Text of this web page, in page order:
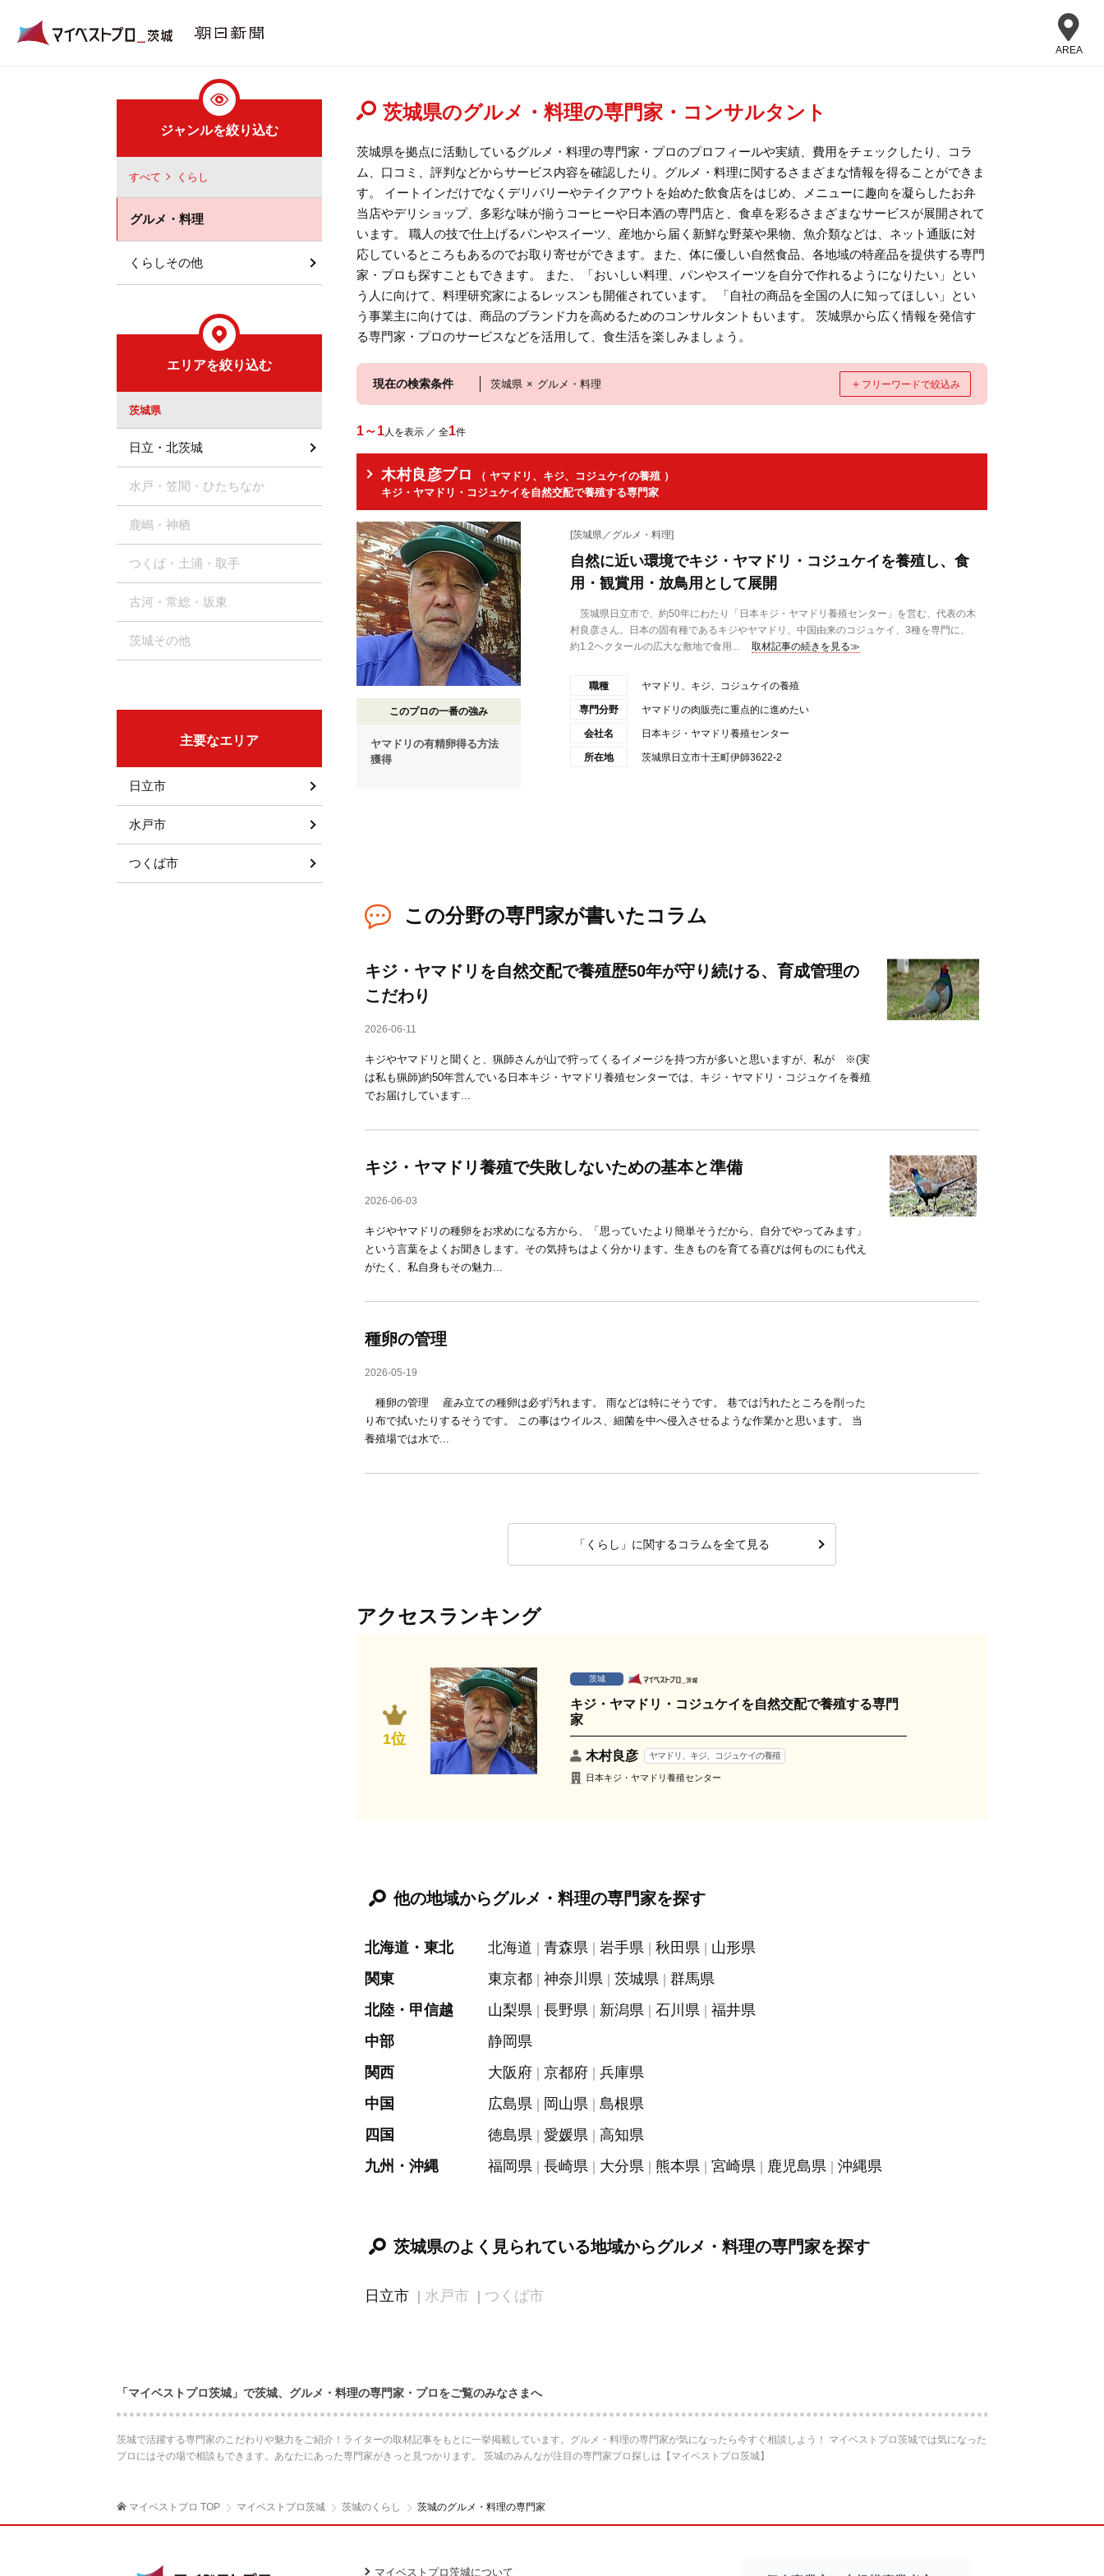
AREA
茨城県のグルメ・料理の専門家・コンサルタント
茨城県を拠点に活動しているグルメ・料理の専門家・プロのプロフィールや実績、費用をチェックしたり、コラ
ム、口コミ、評判などからサービス内容を確認したり。グルメ・料理に関するさまざまな情報を得ることができま
す。 イートインだけでなくデリバリーやテイクアウトを始めた飲食店をはじめ、メニューに趣向を凝らしたお弁
当店やデリショップ、多彩な味が揃うコーヒーや日本酒の専門店と、食卓を彩るさまざまなサービスが展開されて
います。 職人の技で仕上げるパンやスイーツ、産地から届く新鮮な野菜や果物、魚介類などは、ネット通販に対
応しているところもあるのでお取り寄せができます。また、体に優しい自然食品、各地域の特産品を提供する専門
家・プロも探すこともできます。 また、「おいしい料理、パンやスイーツを自分で作れるようになりたい」とい
う人に向けて、料理研究家によるレッスンも開催されています。 「自社の商品を全国の人に知ってほしい」とい
う事業主に向けては、商品のブランド力を高めるためのコンサルタントもいます。 茨城県から広く情報を発信す
る専門家・プロのサービスなどを活用して、食生活を楽しみましょう。
現在の検索条件 茨城県 × グルメ・料理 ＋ フリーワードで絞込み
1～1人を表示 ／ 全1件
木村良彦プロ
（ ヤマドリ、キジ、コジュケイの養殖 ）
キジ・ヤマドリ・コジュケイを自然交配で養殖する専門家
このプロの一番の強み
ヤマドリの有精卵得る方法
獲得
[茨城県／グルメ・料理]
自然に近い環境でキジ・ヤマドリ・コジュケイを養殖し、食
用・観賞用・放鳥用として展開
茨城県日立市で、約50年にわたり「日本キジ・ヤマドリ養殖センター」を営む、代表の木
村良彦さん。日本の固有種であるキジやヤマドリ、中国由来のコジュケイ、3種を専門に、
約1.2ヘクタールの広大な敷地で食用...
取材記事の続きを見る≫
職種 ヤマドリ、キジ、コジュケイの養殖
専門分野 ヤマドリの肉販売に重点的に進めたい
会社名 日本キジ・ヤマドリ養殖センター
所在地 茨城県日立市十王町伊師3622-2
この分野の専門家が書いたコラム
キジ・ヤマドリを自然交配で養殖歴50年が守り続ける、育成管理の
こだわり
2026-06-11
キジやヤマドリと聞くと、猟師さんが山で狩ってくるイメージを持つ方が多いと思いますが、私が ※(実
は私も猟師)約50年営んでいる日本キジ・ヤマドリ養殖センターでは、キジ・ヤマドリ・コジュケイを養殖
でお届けしています...
キジ・ヤマドリ養殖で失敗しないための基本と準備
2026-06-03
キジやヤマドリの種卵をお求めになる方から、「思っていたより簡単そうだから、自分でやってみます」
という言葉をよくお聞きします。その気持ちはよく分かります。生きものを育てる喜びは何ものにも代え
がたく、私自身もその魅力...
種卵の管理
2026-05-19
種卵の管理 産み立ての種卵は必ず汚れます。 雨などは特にそうです。 巷では汚れたところを削った
り布で拭いたりするそうです。 この事はウイルス、細菌を中へ侵入させるような作業かと思います。 当
養殖場では水で...
「くらし」に関するコラムを全て見る
アクセスランキング
1位
茨城
キジ・ヤマドリ・コジュケイを自然交配で養殖する専門
家
木村良彦 ヤマドリ、キジ、コジュケイの養殖
日本キジ・ヤマドリ養殖センター
他の地域からグルメ・料理の専門家を探す
北海道・東北 北海道 青森県 岩手県 秋田県
山形県
関東
東京都 神奈川県 茨城県
群馬県
北陸・甲信越
山梨県 長野県 新潟県 石川県
福井県
中部
静岡県
関西
大阪府 京都府
兵庫県
中国
広島県 岡山県
島根県
四国
徳島県 愛媛県
高知県
九州・沖縄
福岡県 長崎県 大分県 熊本県 宮崎県 鹿児島県 沖縄県
茨城県のよく見られている地域からグルメ・料理の専門家を探す
日立市 水戸市 つくば市
ジャンルを絞り込む
すべて くらし
グルメ・料理
くらしその他
エリアを絞り込む
茨城県
日立・北茨城
水戸・笠間・ひたちなか
鹿嶋・神栖
つくば・土浦・取手
古河・常総・坂東
茨城その他
主要なエリア
日立市
水戸市
つくば市
「マイベストプロ茨城」で茨城、グルメ・料理の専門家・プロをご覧のみなさまへ
茨城で活躍する専門家のこだわりや魅力をご紹介！ライターの取材記事をもとに一挙掲載しています。グルメ・料理の専門家が気になったら今すぐ相談しよう！ マイベストプロ茨城では気になった
プロにはその場で相談もできます。あなたにあった専門家がきっと見つかります。 茨城のみんなが注目の専門家プロ探しは【マイベストプロ茨城】
マイベストプロ TOP マイベストプロ茨城 茨城のくらし 茨城のグルメ・料理の専門家
マイベストプロ茨城について